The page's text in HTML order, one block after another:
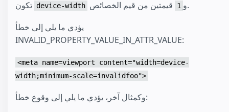
device-width و 1
قيمتين من قيم الخصائص.
يؤدي ما يلي إلى خطأ
INVALID_PROPERTY_VALUE_IN_ATTR_VALUE:
<meta name=viewport content="width=device-
width;minimum-scale=invalidfoo">
وكمثال آخر، يؤدي ما يلي إلى وقوع خطأ: